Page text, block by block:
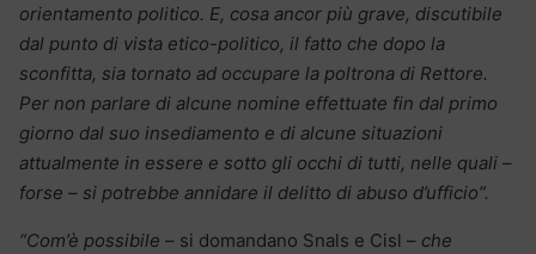
orientamento politico. E, cosa ancor più grave, discutibile
dal punto di vista etico-politico, il fatto che dopo la
sconfitta, sia tornato ad occupare la poltrona di Rettore.
Per non parlare di alcune nomine effettuate fin dal primo
giorno dal suo insediamento e di alcune situazioni
attualmente in essere e sotto gli occhi di tutti, nelle quali –
forse – si potrebbe annidare il delitto di abuso d’ufficio”.
“Com’è possibile – si domandano Snals e Cisl – che